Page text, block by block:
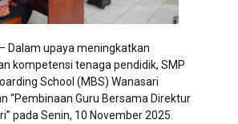
Dalam upaya meningkatkan
kompetensi tenaga pendidik, SMP
School (MBS) Wanasari
“Pembinaan Guru Bersama Direktur
pada Senin, 10 November 2025.